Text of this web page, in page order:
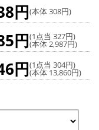
円(本体 308円)
円(1点当 327円)
(本体 2,987円)
円(1点当 304円)
(本体 13,860円)